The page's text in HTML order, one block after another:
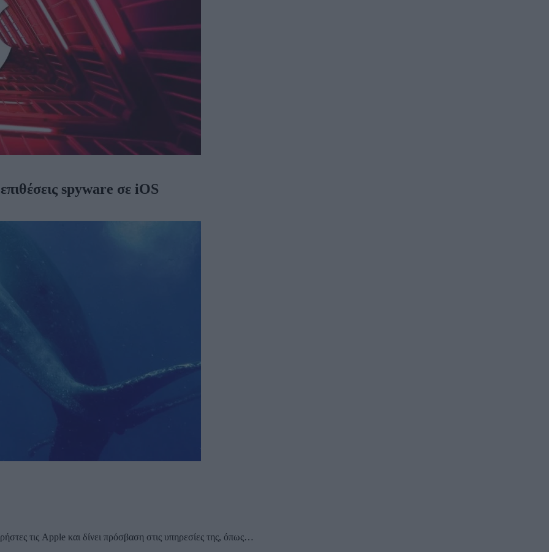
spyware σε iOS
τις Apple και δίνει πρόσβαση στις υπηρεσίες της, όπως…